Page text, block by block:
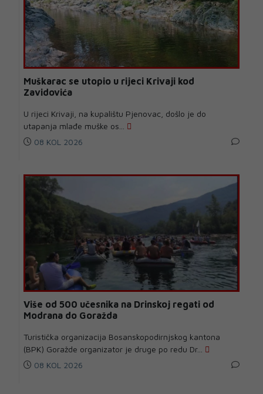
Muškarac se utopio u rijeci Krivaji kod
Zavidovića
U rijeci Krivaji, na kupalištu Pjenovac, došlo je do
utapanja mlađe muške os...
08 KOL 2026
Više od 500 učesnika na Drinskoj regati od
Modrana do Goražda
Turistička organizacija Bosanskopodirnjskog kantona
(BPK) Goražde organizator je druge po redu Dr...
08 KOL 2026